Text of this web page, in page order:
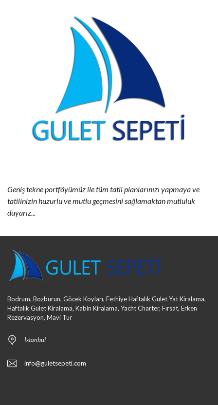
Geniş tekne portföyümüz ile tüm tatil planlarınızı yapmaya ve
tatilinizin huzurlu ve mutlu geçmesini sağlamaktan mutluluk
duyarız...
Bodrum, Bozburun, Göcek Koyları, Fethiye Haftalık Gulet Yat Kiralama,
Haftalık Gulet Kiralama, Kabin Kiralama, Yacht Charter, Fırsat, Erken
Rezervasyon, Mavi Tur
Istanbul
info@guletsepeti.com